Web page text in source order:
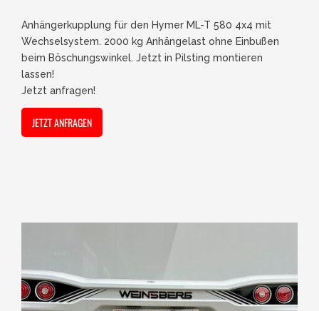
Anhängerkupplung für den Hymer ML-T 580 4x4 mit
Wechselsystem. 2000 kg Anhängelast ohne Einbußen
beim Böschungswinkel. Jetzt in Pilsting montieren
lassen!
Jetzt anfragen!
JETZT ANFRAGEN